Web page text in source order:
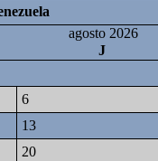
agosto 2026
J
6
13
20